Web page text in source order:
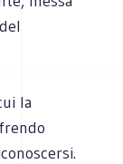
la